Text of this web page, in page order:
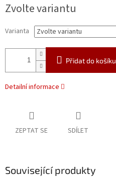
cena:
Zvolte variantu
Varianta
Přidat do košíku
Detailní informace
ZEPTAT SE SDÍLET
Související produkty